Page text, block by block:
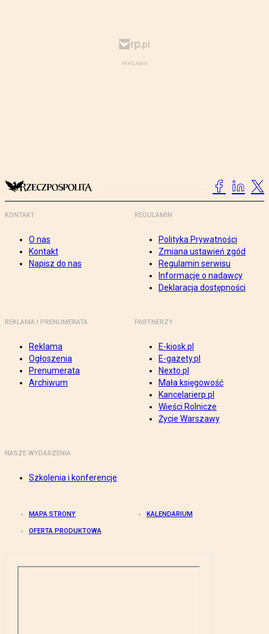
KONTAKT
O nas
Kontakt
Napisz do nas
REGULAMIN
Polityka Prywatności
Zmiana ustawień zgód
Regulamin serwisu
Informacje o nadawcy
Deklaracja dostępności
REKLAMA I PRENUMERATA
Reklama
Ogłoszenia
Prenumerata
Archiwum
PARTNERZY
E-kiosk.pl
E-gazety.pl
Nexto.pl
Mała księgowość
Kancelarierp.pl
Wieści Rolnicze
Życie Warszawy
NASZE WYDARZENIA
Szkolenia i konferencje
MAPA STRONY KALENDARIUM
OFERTA PRODUKTOWA